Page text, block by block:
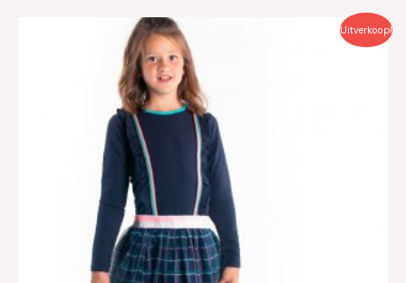
Uitverkoop!
Oorspronkelijke
Huidige
€21.50.